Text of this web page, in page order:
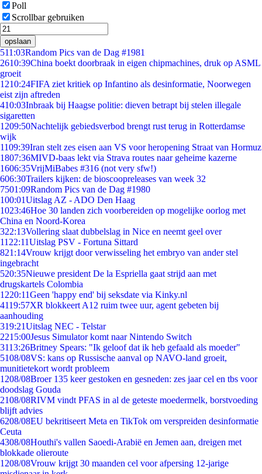
Poll
Scrollbar gebruiken
opslaan
511:03Random Pics van de Dag #1981
2610:39China boekt doorbraak in eigen chipmachines, druk op ASML
groeit
1210:24FIFA ziet kritiek op Infantino als desinformatie, Noorwegen
eist zijn aftreden
410:03Inbraak bij Haagse politie: dieven betrapt bij stelen illegale
sigaretten
1209:50Nachtelijk gebiedsverbod brengt rust terug in Rotterdamse
wijk
1109:39Iran stelt zes eisen aan VS voor heropening Straat van Hormuz
1807:36MIVD-baas lekt via Strava routes naar geheime kazerne
1606:35VrijMiBabes #316 (not very sfw!)
606:30Trailers kijken: de bioscoopreleases van week 32
7501:09Random Pics van de Dag #1980
100:01Uitslag AZ - ADO Den Haag
1023:46Hoe 30 landen zich voorbereiden op mogelijke oorlog met
China en Noord-Korea
322:13Vollering slaat dubbelslag in Nice en neemt geel over
11 22:11Uitslag PSV - Fortuna Sittard
821:14Vrouw krijgt door verwisseling het embryo van ander stel
ingebracht
520:35Nieuwe president De la Espriella gaat strijd aan met
drugskartels Colombia
1220:11Geen 'happy end' bij seksdate via Kinky.nl
4119:57XR blokkeert A12 ruim twee uur, agent gebeten bij
aanhouding
319:21Uitslag NEC - Telstar
2215:00Jesus Simulator komt naar Nintendo Switch
3113:26Britney Spears: "Ik geloof dat ik heb gefaald als moeder"
5108/08VS: kans op Russische aanval op NAVO-land groeit,
munitietekort wordt probleem
1208/08Broer 135 keer gestoken en gesneden: zes jaar cel en tbs voor
doodslag Gouda
2108/08RIVM vindt PFAS in al de geteste moedermelk, borstvoeding
blijft advies
6208/08EU bekritiseert Meta en TikTok om verspreiden desinformatie
Ceuta
4308/08Houthi's vallen Saoedi-Arabië en Jemen aan, dreigen met
blokkade olieroute
1208/08Vrouw krijgt 30 maanden cel voor afpersing 12-jarige